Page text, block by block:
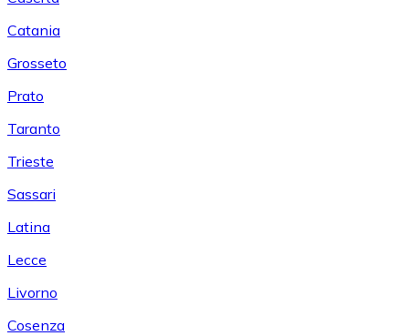
Catania
Grosseto
Prato
Taranto
Trieste
Sassari
Latina
Lecce
Livorno
Cosenza